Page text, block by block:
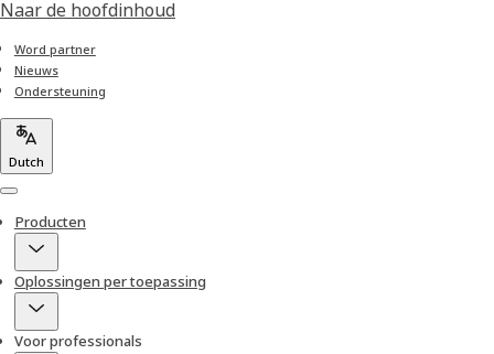
Naar de hoofdinhoud
Word partner
Nieuws
Ondersteuning
Dutch
Menu
Producten
Oplossingen per toepassing
Voor professionals